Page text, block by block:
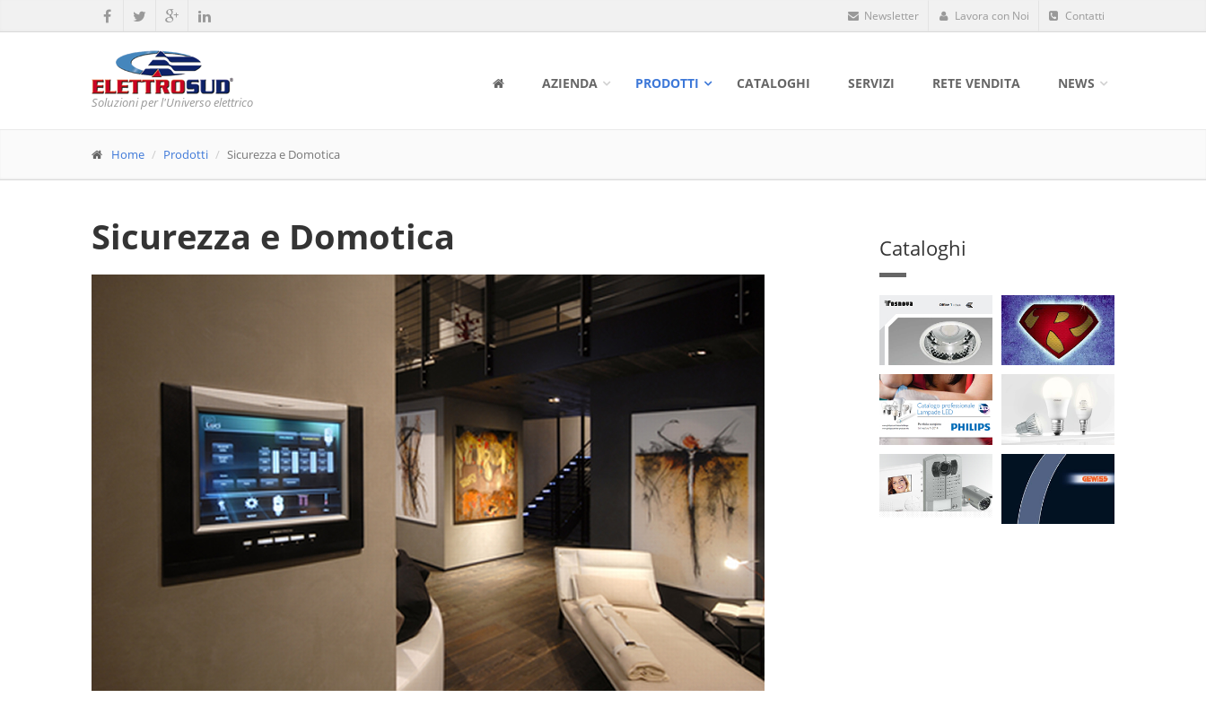
Newsletter Lavora con Noi Contatti
Soluzioni per l'Universo elettrico
AZIENDA PRODOTTI CATALOGHI SERVIZI RETE VENDITA NEWS
Home Prodotti Sicurezza e Domotica
Sicurezza e Domotica Cataloghi